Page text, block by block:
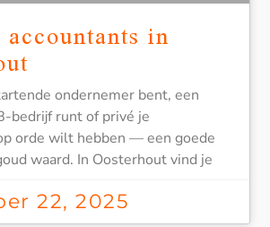
accountants in
ondernemer bent, een
bedrijf runt of privé je
orde wilt hebben — een goede
waard. In Oosterhout vind je
22, 2025